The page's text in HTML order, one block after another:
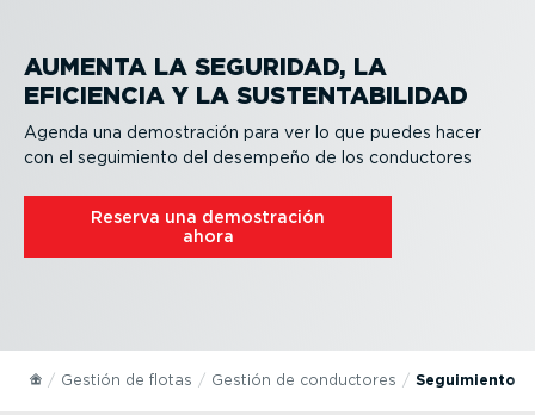
AUMENTA LA SEGURIDAD, LA
EFICIENCIA Y LA SUSTEN­TA­BI­LIDAD
Agenda una demos­tración para ver lo que puedes hacer
con el seguimiento del desempeño de los conductores
Reserva una demos­tración
ahora
Gestión de flotas Gestión de conductores Seguimiento